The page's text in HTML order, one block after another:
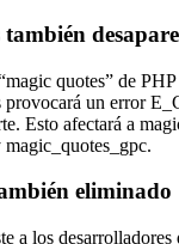
quotes” de
provocará un error
Esto afectará a
eliminado
a los